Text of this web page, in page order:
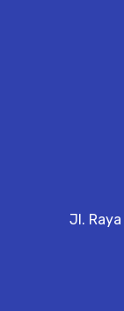
Jl. Raya